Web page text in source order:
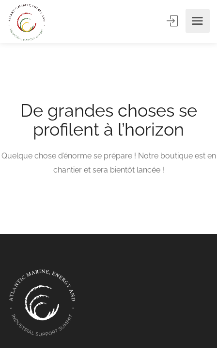
De grandes choses se
profilent à l’horizon
Quelque chose d’énorme se prépare ! Notre boutique est en
chantier et sera bientôt lancée !